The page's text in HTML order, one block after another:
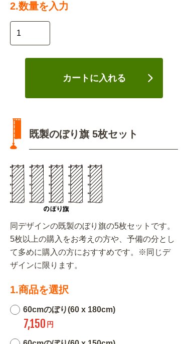
2.数量を入力
カートに入れる
既製のぼり旗 5枚セット
同デザインの既製のぼり旗の5枚セットです。
5枚以上の購入をお考えの方や、予備の分とし
て多めに購入の方におすすめです。※同じデ
ザインに限ります。
1.商品を選択
60cmのぼり(60 x 180cm)
7,150 円